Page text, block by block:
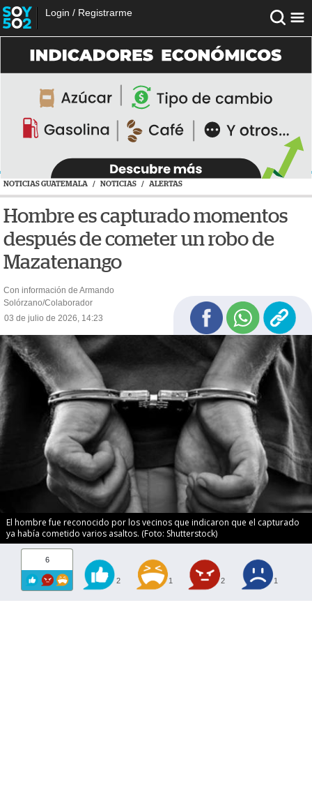
Login / Registrarme
NOTICIAS GUATEMALA / NOTICIAS / ALERTAS
Hombre es capturado momentos
después de cometer un robo de
Mazatenango
Con información de Armando
Solórzano/Colaborador
03 de julio de 2026, 14:23
El hombre fue reconocido por los vecinos que indicaron que el capturado
ya había cometido varios asaltos. (Foto: Shutterstock)
6
2 1 2 1